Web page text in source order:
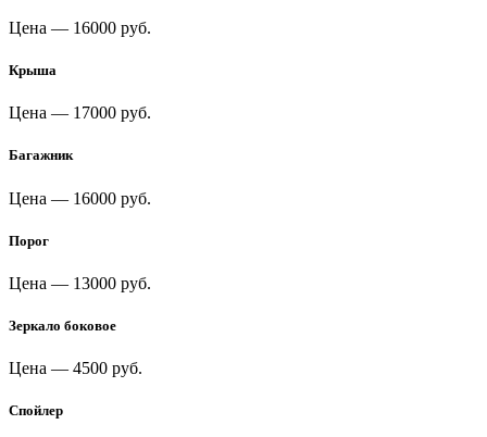
Цена — 16000 руб.
Крыша
Цена — 17000 руб.
Багажник
Цена — 16000 руб.
Порог
Цена — 13000 руб.
Зеркало боковое
Цена — 4500 руб.
Спойлер